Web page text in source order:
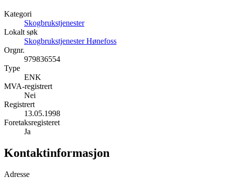
Kategori
Skogbrukstjenester
Lokalt søk
Skogbrukstjenester Hønefoss
Orgnr.
979836554
Type
ENK
MVA-registrert
Nei
Registrert
13.05.1998
Foretaksregisteret
Ja
Kontaktinformasjon
Adresse